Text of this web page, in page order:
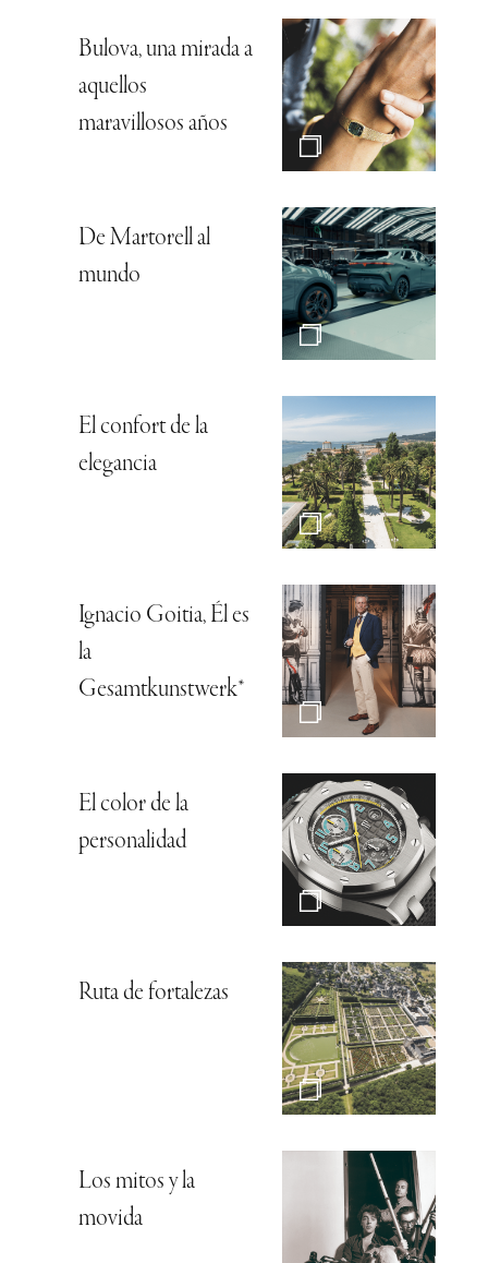
Bulova, una mirada a
aquellos
maravillosos años
De Martorell al
mundo
El confort de la
elegancia
Ignacio Goitia, Él es
la
Gesamtkunstwerk*
El color de la
personalidad
Ruta de fortalezas
Los mitos y la
movida